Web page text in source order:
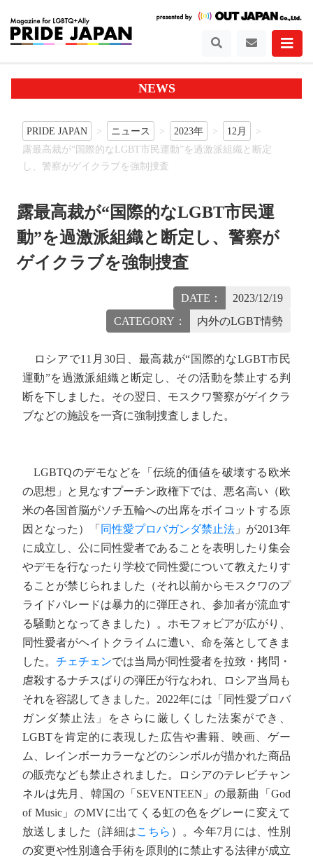
NEWS
PRIDE JAPAN ニュース 2023年
12月
露最高裁が“国際的なLGBT市民運動”を過激派組織と断定
し、警察がゲイクラブを強制捜査
露最高裁が“国際的なLGBT市民運
動”を過激派組織と断定し、警察が
ゲイクラブを強制捜査
DATE：
2023/12/19
CATEGORY：
内外のLGBT情勢
ロシアで11月30日、最高裁が“国際的なLGBT市民
運動”を過激派組織と断定し、その活動を禁止する判
断を下しました。その翌日、モスクワ警察がゲイクラ
ブなどの施設を一斉に強制捜査しました。
LGBTQのデモなどを「伝統的価値を破壊する欧米
の思想」と見なすプーチン政権下では、悪名高い（欧
米の各国首脳がソチ五輪への出席をボイコットする原
因となった）「 同性愛プロバガンダ禁止法 」が2013年
に成立し、公に同性愛者であることを表明したり集会
やデモを行なったり学校で同性愛について教えたりす
ることが禁じられました（それ以前からモスクワのプ
ライドパレードは暴力的に弾圧され、参加者が流血す
る騒動となってきました）。ホモフォビアが広がり、
同性愛者がヘイトクライムに遭い、命を落としてきま
した。 チェチェンでは当局が同性愛者を拉致・拷問・
虐殺するナチスばりの弾圧が行なわれ、ロシア当局も
それを容認してきました。2022年には「同性愛プロバ
ガンダ禁止法」をさらに厳しくした法案ができ、
LGBTを肯定的に表現した広告や書籍、映画、ゲー
ム、レインボーカラーなどのシンボルが描かれた商品
の販売なども禁止されました。ロシアのテレビチャン
ネルは先月、韓国の「SEVENTEEN」の最新曲「God
of Music」のMVに出てくる虹の色をグレーに変えて
放送しました（詳細はこちら ）。今年7月には、性別
の変更や性別適合手術を原則的に禁止する法律が成立